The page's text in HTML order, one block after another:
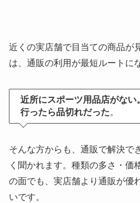
近くの実店舗で目当ての商品が
は、通販の利用が最短ルートに
近所にスポーツ用品店がない
行ったら品切れだった。
そんな方からも、通販で解決で
く聞かれます。種類の多さ・価
の面でも、実店舗より通販が優
いです。